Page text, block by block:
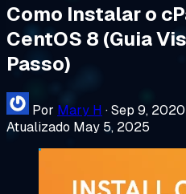
Como Instalar o
CentOS 8 (Guia
Passo)
Por Mary H ·Sep 9, 2020
Atualizado May 5, 2025